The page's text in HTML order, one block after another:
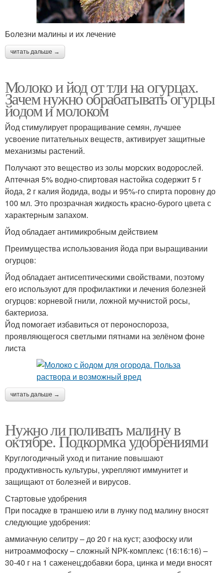
Болезни малины и их лечение
читать дальше →
Молоко и йод от тли на огурцах.
Зачем нужно обрабатывать огурцы
йодом и молоком
Йод стимулирует проращивание семян, лучшее
усвоение питательных веществ, активирует защитные
механизмы растений.
Получают это вещество из золы морских водорослей.
Аптечная 5% водно-спиртовая настойка содержит 5 г
йода, 2 г калия йодида, воды и 95%-го спирта поровну до
100 мл. Это прозрачная жидкость красно-бурого цвета с
характерным запахом.
Йод обладает антимикробным действием
Преимущества использования йода при выращивании
огурцов:
Йод обладает антисептическими свойствами, поэтому
его используют для профилактики и лечения болезней
огурцов: корневой гнили, ложной мучнистой росы,
бактериоза.
Йод помогает избавиться от пероноспороза,
проявляющегося светлыми пятнами на зелёном фоне
листа
читать дальше →
Нужно ли поливать малину в
октябре. Подкормка удобрениями
Круглогодичный уход и питание повышают
продуктивность культуры, укрепляют иммунитет и
защищают от болезней и вирусов.
Стартовые удобрения
При посадке в траншею или в лунку под малину вносят
следующие удобрения:
аммиачную селитру – до 20 г на куст; азофоску или
нитроаммофоску – сложный NРК-комплекс (16:16:16) –
30-40 г на 1 саженец;добавки бора, цинка и меди вносят